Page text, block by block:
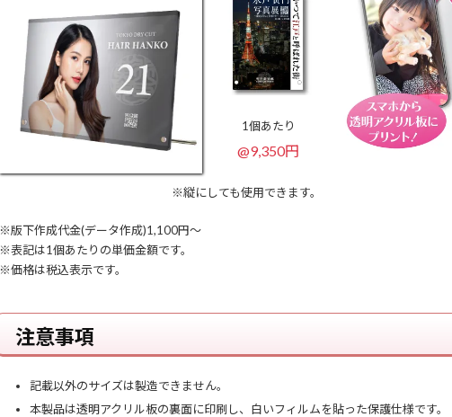
1個あたり
@9,350円
※縦にしても使用できます。
※版下作成代金(データ作成)1,100円～
※表記は1個あたりの単価金額です。
※価格は税込表示です。
注意事項
記載以外のサイズは製造できません。
本製品は透明アクリル板の裏面に印刷し、白いフィルムを貼った保護仕様です。